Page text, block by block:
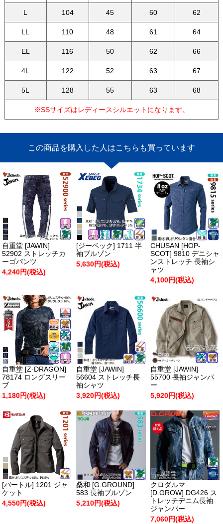
L 104 45 60 62
LL 110 48 61 64
EL 116 50 62 66
4L 122 52 63 67
5L 128 55 63 68
※SSサイズはレディースシルエットになります。
この商品を購入した人はこちらも買っています
自重堂 [JAWIN]
52902 ストレッチカ
ーゴパンツ
4,240円(税込)
[ジーベック] 1711 半
袖ブルゾン
5,630円(税込)
CHUSAN [HOP-
SCOT] 9810 デニシャ
ンストレッチ 長袖シ
ャツ
4,100円(税込)
自重堂 [Z-DRAGON]
78174 ロングスリー
ブ
1,180円(税込)
自重堂 [JAWIN]
56604 ストレッチ長
袖シャツ
3,920円(税込)
自重堂 [JAWIN]
55700 長袖ジャンパ
ー
5,920円(税込)
[バートル] 1201 ジャ
ケット
4,550円(税込)
桑和 [G.GROUND]
583 長袖ブルゾン
5,210円(税込)
クロダルマ
[D.GROW] DG426 ス
トレッチデニム長袖
ジャンパー
7,060円(税込)